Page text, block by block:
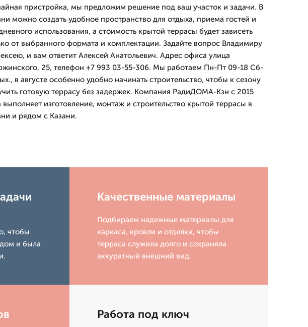
пристройка, мы предложим решение под ваш участок и задачи. В
можно создать удобное пространство для отдыха, приема гостей и
использования, а стоимость крытой террасы будет зависеть
от выбранного формата и комплектации. Задайте вопрос Владимиру
и вам ответит Алексей Анатольевич. Адрес офиса улица
25, телефон +7 993 03-55-306. Мы работаем Пн-Пт 09-18 Сб-
в августе особенно удобно начинать строительство, чтобы к сезону
готовую террасу без задержек. Компания РадиДОМА-Кзн с 2015
выполняет изготовление, монтаж и строительство крытой террасы в
и рядом с Казани.
чтобы
и была
Качественные материалы
Подбираем надежные материалы для
каркаса, кровли и отделки, чтобы
терраса служила долго и сохраняла
аккуратный внешний вид.
Работа под ключ